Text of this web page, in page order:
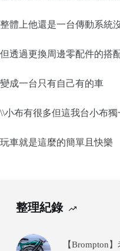
整體上他還是一台傳動系統
但透過更換周邊零配件的搭
變成一台只有自己有的車
\\小布有很多但這我台小布獨
玩車就是這麼的簡單且快樂
整理紀錄
【Brompton